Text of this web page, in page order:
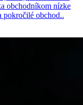
obchodníkom nízke
pokročilé obchod..